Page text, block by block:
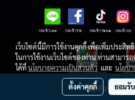
สั่งซื้อสินค้
กดเข้าLine กดเข้าFB กดเข้าTiktok กดเข้าIG ก
กดเข้า GoogleMaps
© Copyright 2024 All
เว็บไซต์นี้มีการใช้งานคุกกี้ เพื่อเพิ่มประสิ
ในการใช้งานเว็บไซต์ของท่าน ท่านสามาร
ได้ที่นโยบายความเป็นส่วนตัว และ นโยบ
ตั้งค่าคุกกี้ ยอมรั